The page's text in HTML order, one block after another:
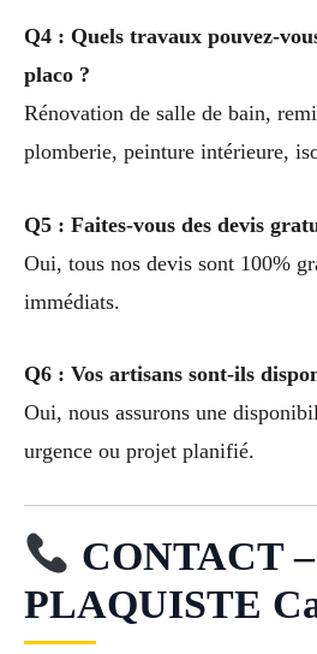
Q4 : Quels travaux pouvez-
placo ?
Rénovation de salle de bain,
plomberie, peinture intérieure,
Q5 : Faites-vous des devis
Oui, tous nos devis sont 100%
immédiats.
Q6 : Vos artisans sont-ils
Oui, nous assurons une
urgence ou projet planifié.
CONTACT –
PLAQUISTE